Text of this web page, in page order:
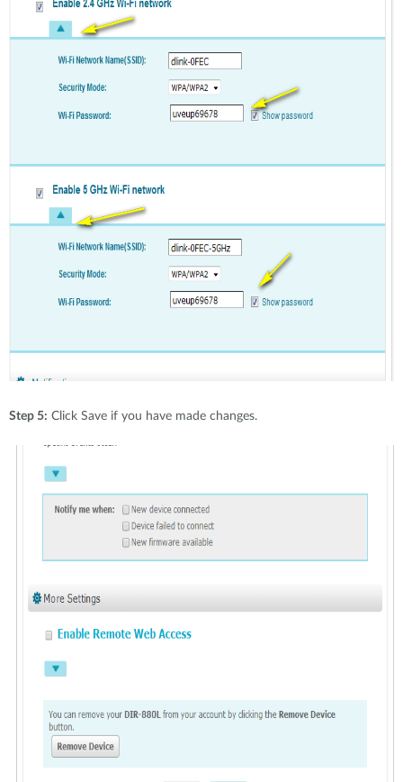
Step 5: Click Save if you have made changes.